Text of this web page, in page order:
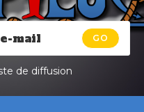
GO
de diffusion